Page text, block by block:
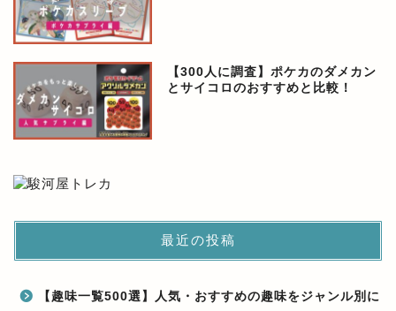
【300人に調査】ポケカのダメカン
とサイコロのおすすめと比較！
最近の投稿
【趣味一覧500選】人気・おすすめの趣味をジャンル別に